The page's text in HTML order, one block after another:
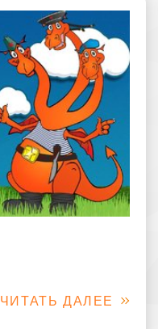
ЧИТАТЬ ДАЛЕЕ